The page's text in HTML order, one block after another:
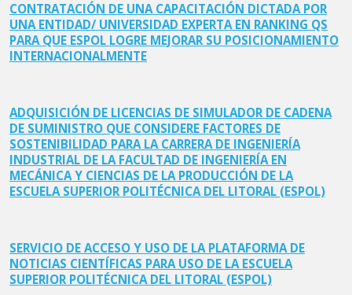
CONTRATACIÓN DE UNA CAPACITACIÓN DICTADA POR
UNA ENTIDAD/ UNIVERSIDAD EXPERTA EN RANKING QS
PARA QUE ESPOL LOGRE MEJORAR SU POSICIONAMIENTO
INTERNACIONALMENTE
ADQUISICIÓN DE LICENCIAS DE SIMULADOR DE CADENA
DE SUMINISTRO QUE CONSIDERE FACTORES DE
SOSTENIBILIDAD PARA LA CARRERA DE INGENIERÍA
INDUSTRIAL DE LA FACULTAD DE INGENIERÍA EN
MECÁNICA Y CIENCIAS DE LA PRODUCCIÓN DE LA
ESCUELA SUPERIOR POLITÉCNICA DEL LITORAL (ESPOL)
SERVICIO DE ACCESO Y USO DE LA PLATAFORMA DE
NOTICIAS CIENTÍFICAS PARA USO DE LA ESCUELA
SUPERIOR POLITÉCNICA DEL LITORAL (ESPOL)